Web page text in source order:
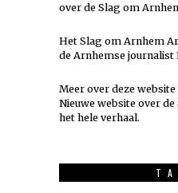
over de Slag om
Het Slag om Arnhem
de Arnhemse
Meer over deze website
Nieuwe website over
het hele verhaal.